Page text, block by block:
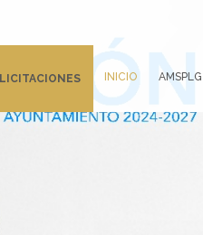
LICITACIONES INICIO AMSPLG